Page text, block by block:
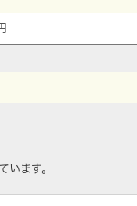
います。